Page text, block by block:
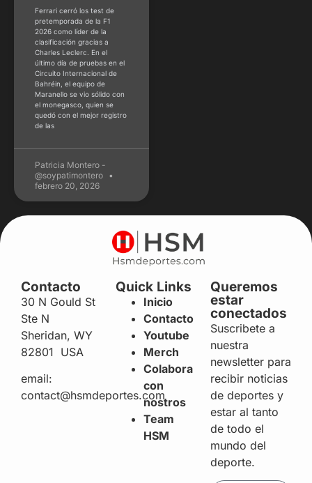
Ferrari cerró los test de
pretemporada de la F1
2026 como líder de la
clasificación gracias a
Charles Leclerc. En el
último día de pruebas en el
Circuito Internacional de
Bahréin, el equipo de
Maranello se vio sólido con
el monegasco, quien se
quedó con el mejor registro
de las
Patricia Montero -
@soypatimontero
febrero 20, 2026
Contacto
30 N Gould St
Ste N
Sheridan, WY
82801 USA
email:
contact@hsmdeportes.com
Quick Links
Inicio
Contacto
Youtube
Merch
Colabora
con
nostros
Team
HSM
Queremos
estar
conectados
Suscribete a
nuestra
newsletter para
recibir noticias
de deportes y
estar al tanto
de todo el
mundo del
deporte.